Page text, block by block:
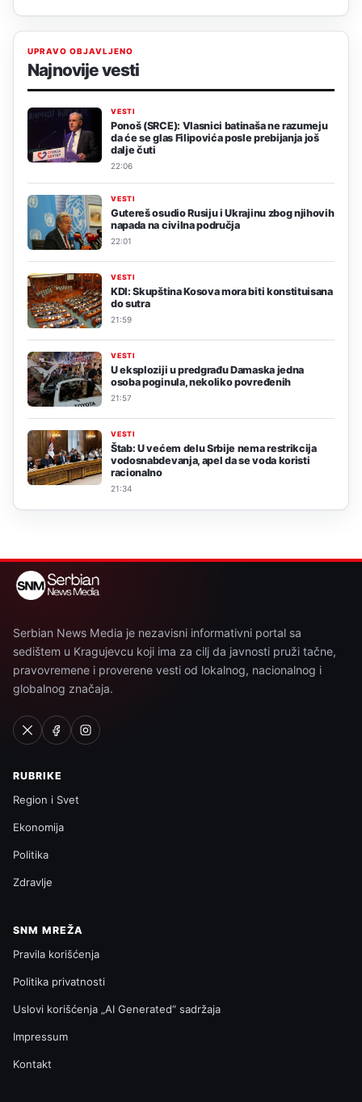
UPRAVO OBJAVLJENO
Najnovije vesti
VESTI
Ponoš (SRCE): Vlasnici batinaša ne razumeju
da će se glas Filipovića posle prebijanja još
dalje čuti
22:06
VESTI
Gutereš osudio Rusiju i Ukrajinu zbog njihovih
napada na civilna područja
22:01
VESTI
KDI: Skupština Kosova mora biti konstituisana
do sutra
21:59
VESTI
U eksploziji u predgrađu Damaska jedna
osoba poginula, nekoliko povređenih
21:57
VESTI
Štab: U većem delu Srbije nema restrikcija
vodosnabdevanja, apel da se voda koristi
racionalno
21:34
Serbian News Media je nezavisni informativni portal sa
sedištem u Kragujevcu koji ima za cilj da javnosti pruži tačne,
pravovremene i proverene vesti od lokalnog, nacionalnog i
globalnog značaja.
RUBRIKE
Region i Svet
Ekonomija
Politika
Zdravlje
SNM MREŽA
Pravila korišćenja
Politika privatnosti
Uslovi korišćenja „AI Generated“ sadržaja
Impressum
Kontakt